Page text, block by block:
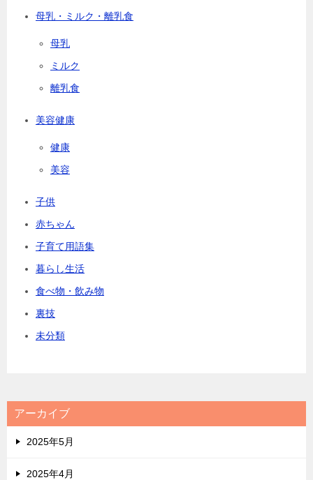
母乳・ミルク・離乳食
母乳
ミルク
離乳食
美容健康
健康
美容
子供
赤ちゃん
子育て用語集
暮らし生活
食べ物・飲み物
裏技
未分類
アーカイブ
2025年5月
2025年4月